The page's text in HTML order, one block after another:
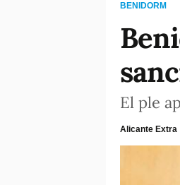
BENIDORM
El ple
Alicante Extra